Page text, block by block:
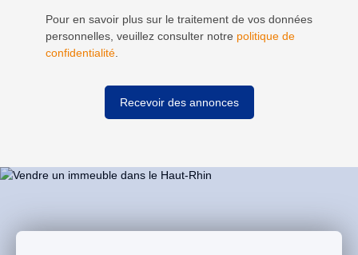
Pour en savoir plus sur le traitement de vos données
personnelles, veuillez consulter notre politique de
confidentialité.
Recevoir des annonces